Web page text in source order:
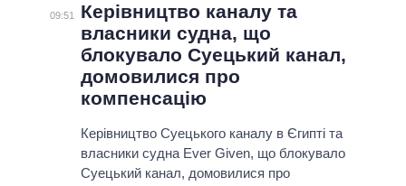
09:51
Керівництво каналу та
власники судна, що
блокувало Суецький канал,
домовилися про
компенсацію
Керівництво Суецького каналу в Єгипті та
власники судна Ever Given, що блокувало
Суецький канал, домовилися про